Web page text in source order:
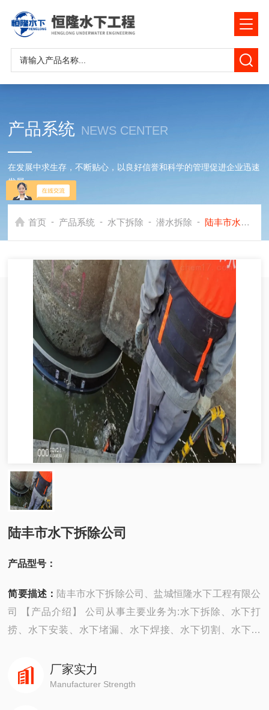
产品系统 NEWS CENTER
在发展中求生存，不断贴心，以良好信誉和科学的管理促进企业迅速
发展
首页 - 产品系统 - 水下拆除 - 潜水拆除 - 陆丰市水下拆除公司
陆丰市水下拆除公司
产品型号：
简要描述： 陆丰市水下拆除公司、盐城恒隆水下工程有限公
司 【产品介绍】 公司从事主要业务为:水下拆除、水下打
捞、水下安装、水下堵漏、水下焊接、水下切割、水下摄
堵、水下钻孔、水下检查、水下爆破。 ...
厂家实力
Manufacturer Strength